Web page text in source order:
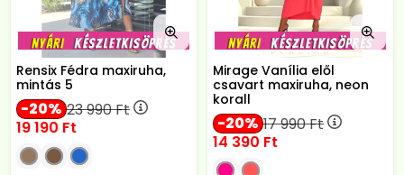
Rensix Fédra maxiruha,
mintás 5
20 23 990Ft
19 190 Ft
Mirage Vanília elől
csavart maxiruha, neon
korall
20 17 990Ft
14 390 Ft